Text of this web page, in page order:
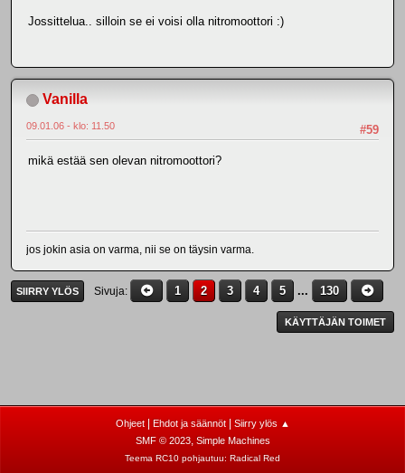
Jossittelua.. silloin se ei voisi olla nitromoottori :)
Vanilla
#59
09.01.06 - klo: 11.50
mikä estää sen olevan nitromoottori?
jos jokin asia on varma, nii se on täysin varma.
SIIRRY YLÖS Sivuja 1 2 3 4 5 ... 130
KÄYTTÄJÄN TOIMET
Ohjeet| Ehdot ja säännöt| Siirry ylös ▲
SMF © 2023, Simple Machines
Teema RC10 pohjautuu: Radical Red